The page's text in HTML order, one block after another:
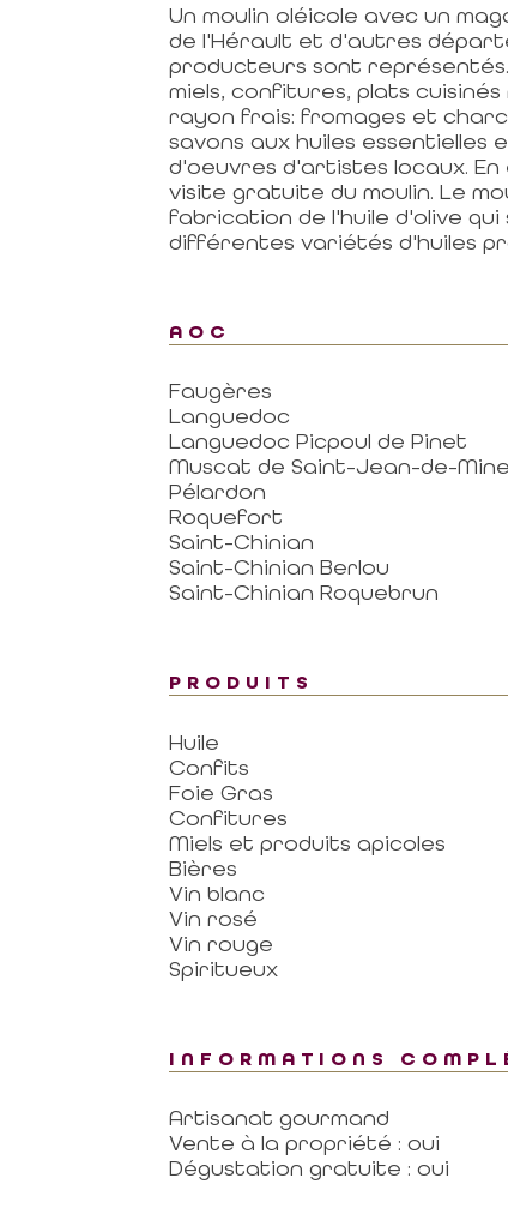
Un moulin oléicole avec un
de l'Hérault et d'autres
producteurs sont représentés.
miels, confitures, plats cuisinés
rayon frais: fromages et
savons aux huiles essentielles
d'oeuvres d'artistes locaux.
visite gratuite du moulin. Le
fabrication de l'huile d'olive
différentes variétés d'huiles
AOC
Faugères
Languedoc
Languedoc Picpoul de Pinet
Muscat de Saint-Jean-de-
Pélardon
Roquefort
Saint-Chinian
Saint-Chinian Berlou
Saint-Chinian Roquebrun
PRODUITS
Huile
Confits
Foie Gras
Confitures
Miels et produits apicoles
Bières
Vin blanc
Vin rosé
Vin rouge
Spiritueux
INFORMATIONS
Artisanat gourmand
Vente à la propriété : oui
Dégustation gratuite : oui